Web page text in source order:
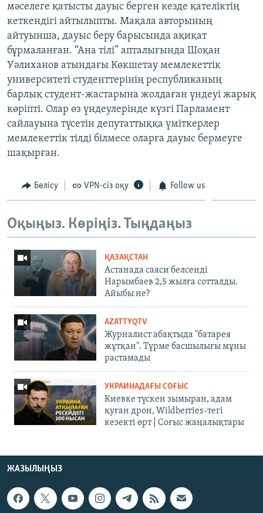
мәселеге қатысты дауыс берген кезде қателіктің
кеткендігі айтылыпты. Мақала авторының
айтуынша, дауыс беру барысында ақиқат
бұрмаланған. “Ана тілі” апталығында Шоқан
Уәлиханов атындағы Көкшетау мемлекеттік
университеті студенттерінің республиканың
барлық студент-жастарына жолдаған үндеуі жарық
көріпті. Олар өз үндеулерінде күзгі Парламент
сайлауына түсетін депутаттыққа үміткерлер
мемлекеттік тілді білмесе оларға дауыс бермеуге
шақырған.
Бөлісу VPN-сіз оқу Follow us
Оқыңыз. Көріңіз. Тыңдаңыз
ҚАЗАҚСТАН
Астанада саяси белсенді
Нарымбаев 2,5 жылға сотталды.
Айыбы не?
AZATTYQTV
Журналист абақтыда "батарея
жұтқан". Түрме басшылығы мұны
растамады
УКРАИНАДАҒЫ СОҒЫС
Киевке түскен зымыран, адам
қуған дрон, Wildberries-тегі
кезекті өрт | Соғыс жаңалықтары
ЖАЗЫЛЫҢЫЗ